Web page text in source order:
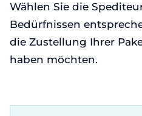
Wählen Sie die
Bedürfnissen
die Zustellung Ihrer
haben möchten.